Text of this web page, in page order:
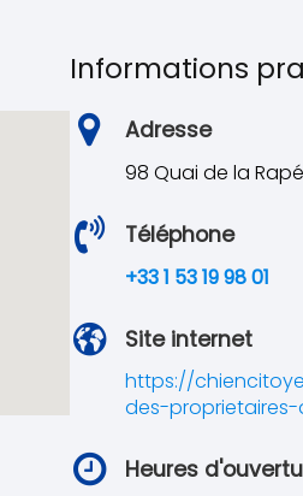
Informations
Adresse
98 Quai de la
Téléphone
+33 1 53 19 98 01
Site internet
https://
des-
Heures